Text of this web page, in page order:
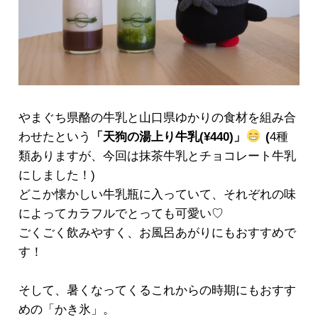
やまぐち県酪の牛乳と山口県ゆかりの食材を組み合
わせたという
「天狗の湯上り牛乳(¥440)」 (4種
類ありますが、今回は抹茶牛乳とチョコレート牛乳
にしました！)
どこか懐かしい牛乳瓶に入っていて、それぞれの味
によってカラフルでとっても可愛い♡
ごくごく飲みやすく、お風呂あがりにもおすすめで
す！
そして、暑くなってくるこれからの時期にもおすす
めの「かき氷」。